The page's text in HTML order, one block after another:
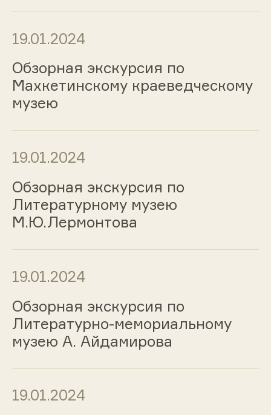
19.01.2024
Обзорная экскурсия по
Махкетинскому краеведческому
музею
19.01.2024
Обзорная экскурсия по
Литературному музею
М.Ю.Лермонтова
19.01.2024
Обзорная экскурсия по
Литературно-мемориальному
музею А. Айдамирова
19.01.2024